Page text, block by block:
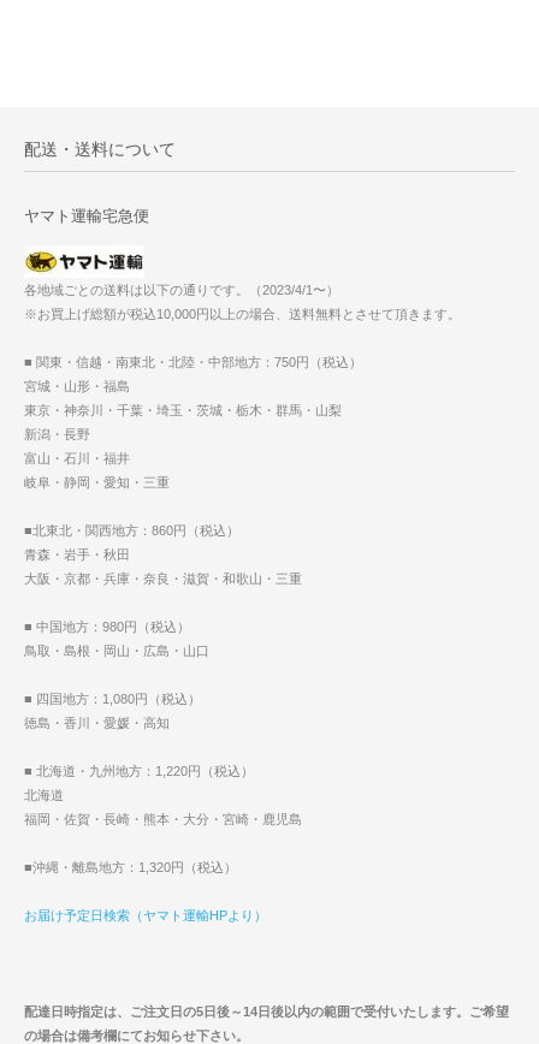
配送・送料について
ヤマト運輸宅急便
各地域ごとの送料は以下の通りです。（2023/4/1〜）
※お買上げ総額が税込10,000円以上の場合、送料無料とさせて頂きます。
■ 関東・信越・南東北・北陸・中部地方：750円（税込）
宮城・山形・福島
東京・神奈川・千葉・埼玉・茨城・栃木・群馬・山梨
新潟・長野
富山・石川・福井
岐阜・静岡・愛知・三重
■北東北・関西地方：860円（税込）
青森・岩手・秋田
大阪・京都・兵庫・奈良・滋賀・和歌山・三重
■ 中国地方：980円（税込）
鳥取・島根・岡山・広島・山口
■ 四国地方：1,080円（税込）
徳島・香川・愛媛・高知
■ 北海道・九州地方：1,220円（税込）
北海道
福岡・佐賀・長崎・熊本・大分・宮崎・鹿児島
■沖縄・離島地方：1,320円（税込）
お届け予定日検索（ヤマト運輸HPより）
配達日時指定は、ご注文日の5日後～14日後以内の範囲で受付いたします。ご希望
の場合は備考欄にてお知らせ下さい。